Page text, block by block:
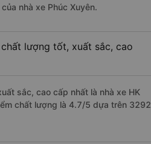
nhà xe Phúc Xuyên.
lượng tốt, xuất sắc, cao
sắc, cao cấp nhất là nhà xe HK
chất lượng là 4.7/5 dựa trên 3292